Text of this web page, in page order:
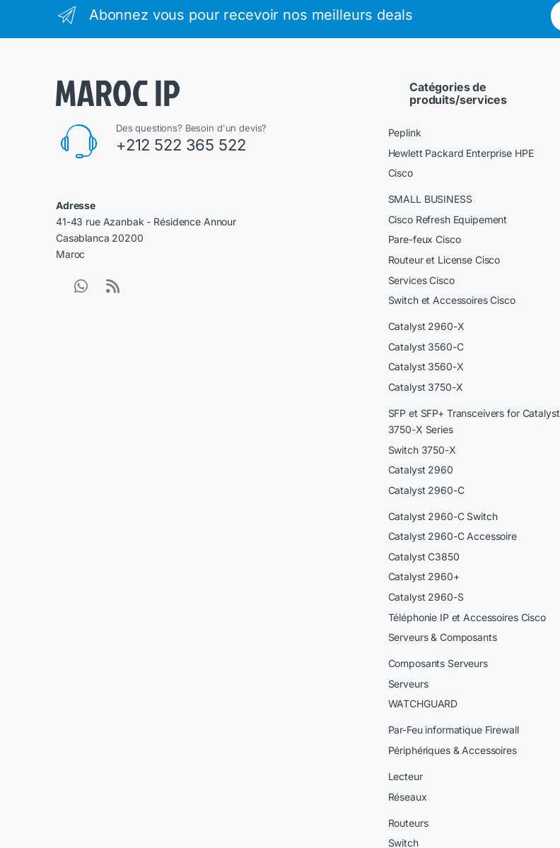
Abonnez vous pour recevoir nos meilleurs deals
Des questions? Besoin d'un devis?
+212 522 365 522
Adresse
41-43 rue Azanbak - Résidence Annour
Casablanca 20200
Maroc
Catégories de
produits/services
Peplink
Hewlett Packard Enterprise HPE
Cisco
SMALL BUSINESS
Cisco Refresh Equipement
Pare-feux Cisco
Routeur et License Cisco
Services Cisco
Switch et Accessoires Cisco
Catalyst 2960-X
Catalyst 3560-C
Catalyst 3560-X
Catalyst 3750-X
SFP et SFP+ Transceivers for Catalyst
3750-X Series
Switch 3750-X
Catalyst 2960
Catalyst 2960-C
Catalyst 2960-C Switch
Catalyst 2960-C Accessoire
Catalyst C3850
Catalyst 2960+
Catalyst 2960-S
Téléphonie IP et Accessoires Cisco
Serveurs & Composants
Composants Serveurs
Serveurs
WATCHGUARD
Par-Feu informatique Firewall
Périphériques & Accessoires
Lecteur
Réseaux
Routeurs
Switch